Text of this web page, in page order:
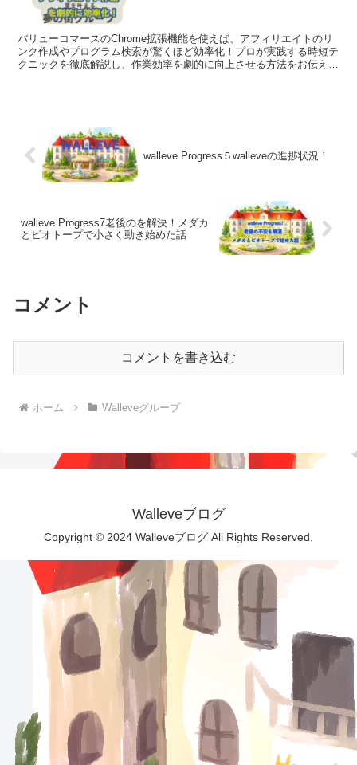
バリューコマースのChrome拡張機能を使えば、アフィリエイトのリ
ンク作成やプログラム検索が驚くほど効率化！プロが実践する時短テ
クニックを徹底解説し、作業効率を劇的に向上させる方法をお伝えし
walleve Progress５walleveの進捗状況！
walleve Progress7老後のを解決！メダカ
とビオトープで小さく動き始めた話
コメント
コメントを書き込む
ホーム Walleveグループ
Walleveブログ
Copyright © 2024 Walleveブログ All Rights Reserved.